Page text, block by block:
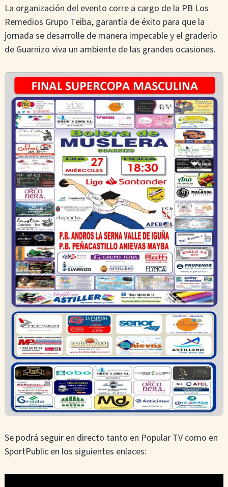
La organización del evento corre a cargo de la PB Los
Remedios Grupo Teiba, garantía de éxito para que la
jornada se desarrolle de manera impecable y el graderío
de Guarnizo viva un ambiente de las grandes ocasiones.
Se podrá seguir en directo tanto en Popular TV como en
SportPublic en los siguientes enlaces: